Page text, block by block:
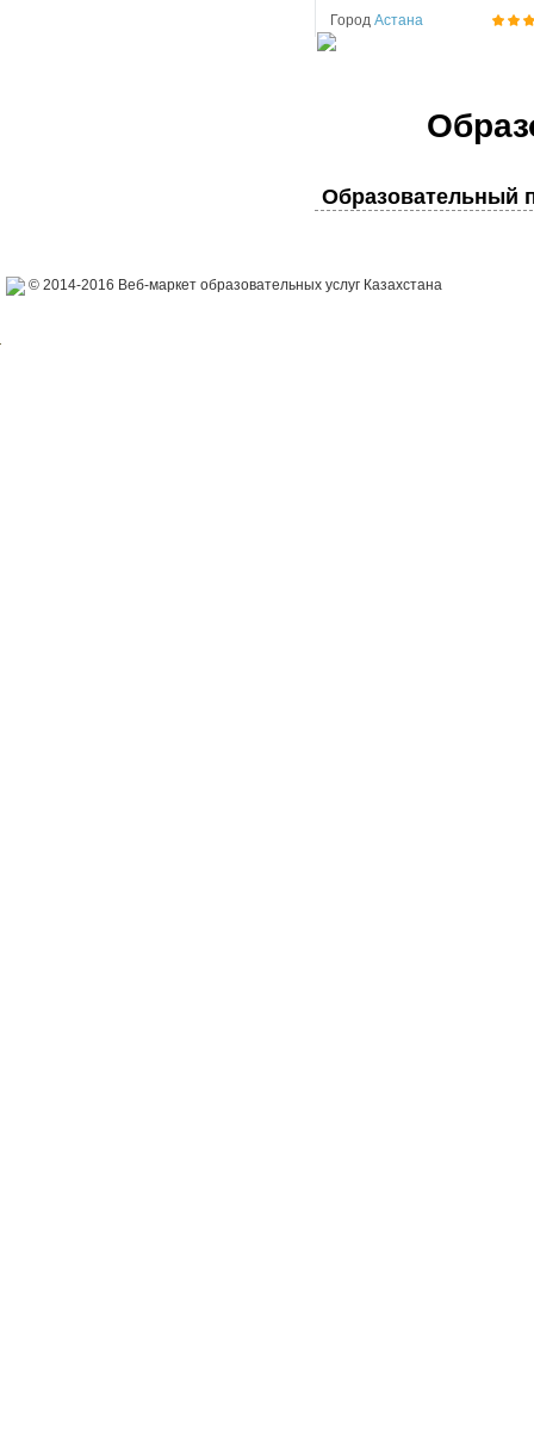
Город Астана
Образовательный
© 2014-2016 Веб-маркет образовательных услуг Казахстана